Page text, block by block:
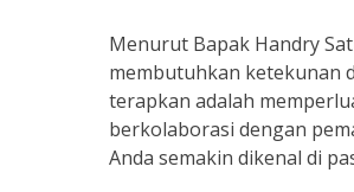
Menurut Bapak Handry
membutuhkan ketekunan
terapkan adalah
berkolaborasi dengan
Anda semakin dikenal di